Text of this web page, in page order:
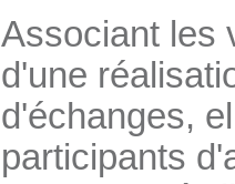
Associant les
d'une
d'échanges,
participants